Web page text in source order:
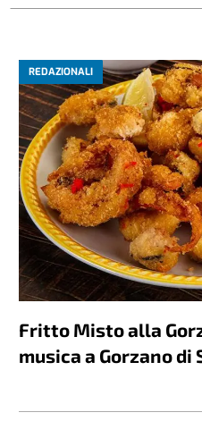
REDAZIONALI
Fritto Misto alla
musica a Gorzano di